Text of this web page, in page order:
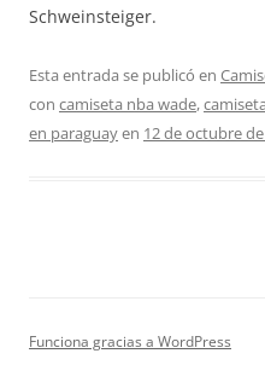
Schweinsteiger.
Esta entrada se publicó en
con camiseta nba wade,
en paraguayen 12 de octubre
Funciona gracias a WordPress